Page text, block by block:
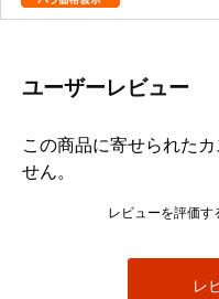
ユーザーレビュー
この商品に寄せられた
せん。
レビューを評価す
レ